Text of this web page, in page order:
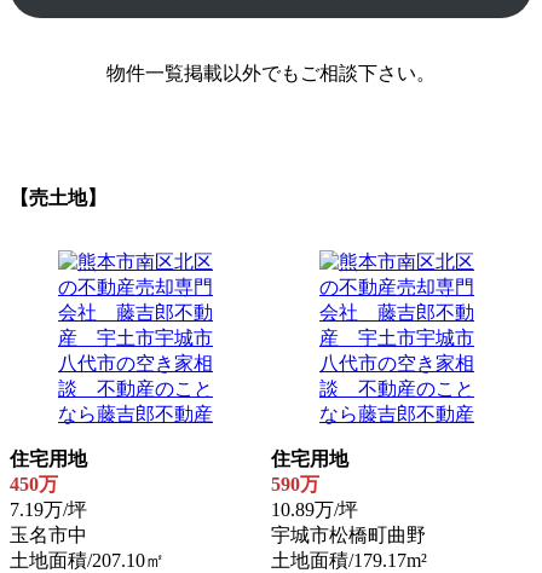
物件一覧掲載以外でもご相談下さい。
【売土地】
住宅用地
450万
7.19万/坪
玉名市中
土地面積/207.10㎡
住宅用地
590万
10.89万/坪
宇城市松橋町曲野
土地面積/179.17m²